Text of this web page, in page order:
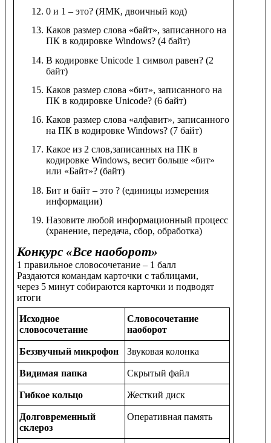
0 и 1 – это? (ЯМК, двоичный код)
Каков размер слова «байт», записанного на
ПК в кодировке Windows? (4 байт)
В кодировке Unicode 1 символ равен? (2
байт)
Каков размер слова «бит», записанного на
ПК в кодировке Unicode? (6 байт)
Каков размер слова «алфавит», записанного
на ПК в кодировке Windows? (7 байт)
Какое из 2 слов,записанных на ПК в
кодировке Windows, весит больше «бит»
или «Байт»? (байт)
Бит и байт – это ? (единицы измерения
информации)
Назовите любой информационный процесс
(хранение, передача, сбор, обработка)
Конкурс «Все наоборот»
1 правильное словосочетание – 1 балл
Раздаются командам карточки с таблицами,
через 5 минут собираются карточки и подводят
итоги
Исходное
словосочетание
Словосочетание
наоборот
Беззвучный микрофон Звуковая колонка
Видимая папка Скрытый файл
Гибкое кольцо Жесткий диск
Долговременный
склероз
Оперативная память